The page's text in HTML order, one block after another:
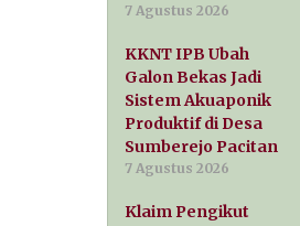
7 Agustus 2026
KKNT IPB Ubah
Galon Bekas Jadi
Sistem Akuaponik
Produktif di Desa
Sumberejo Pacitan
7 Agustus 2026
Klaim Pengikut